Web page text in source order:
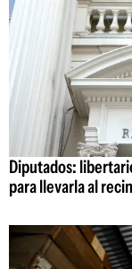
Diputados:
para llevarla al